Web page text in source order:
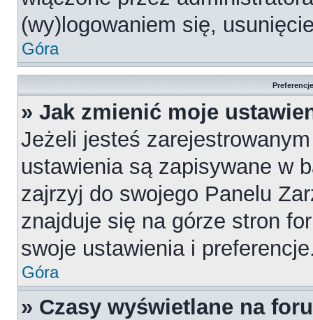
(wy)logowaniem się,
Góra
» Jak zmienić moje
Jeżeli jesteś
ustawienia są zapisywane w
zajrzyj do swojego Panelu
znajduje się na górze stron
swoje ustawienia i
Góra
» Czasy wyświetlane na